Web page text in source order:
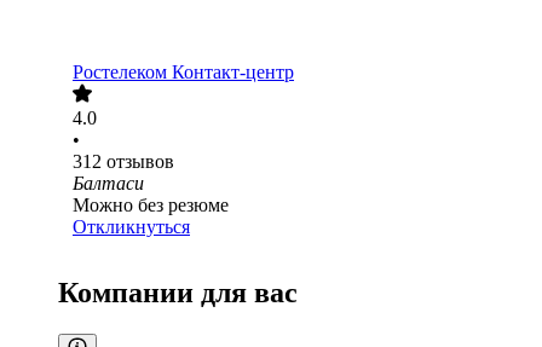
Ростелеком Контакт-центр
4.0
•
312 отзывов
Балтаси
Можно без резюме
Откликнуться
Компании для вас